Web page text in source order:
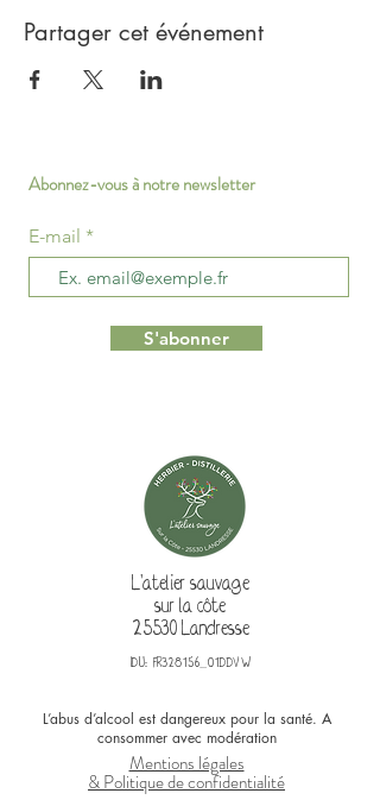
Partager cet événement
Abonnez-vous à notre newsletter
E-mail
S'abonner
L'atelier sauvage
sur la côte
25530 Landresse
IDU: FR328156_01DDVW
L’abus d’alcool est dangereux pour la santé. A
consommer avec modération
Mentions légales
& Politique de confidentialité